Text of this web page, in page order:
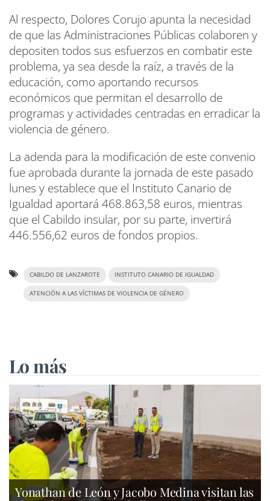
Al respecto, Dolores Corujo apunta la necesidad
de que las Administraciones Públicas colaboren y
depositen todos sus esfuerzos en combatir este
problema, ya sea desde la raíz, a través de la
educación, como aportando recursos
económicos que permitan el desarrollo de
programas y actividades centradas en erradicar la
violencia de género.
La adenda para la modificación de este convenio
fue aprobada durante la jornada de este pasado
lunes y establece que el Instituto Canario de
Igualdad aportará 468.863,58 euros, mientras
que el Cabildo insular, por su parte, invertirá
446.556,62 euros de fondos propios.
CABILDO DE LANZAROTE INSTITUTO CANARIO DE IGUALDAD
ATENCIÓN A LAS VÍCTIMAS DE VIOLENCIA DE GÉNERO
Lo más
Yonathan de León y Jacobo Medina visitan las